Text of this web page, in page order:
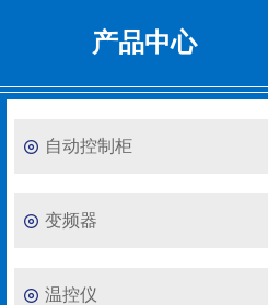
产品中心
自动控制柜
变频器
温控仪